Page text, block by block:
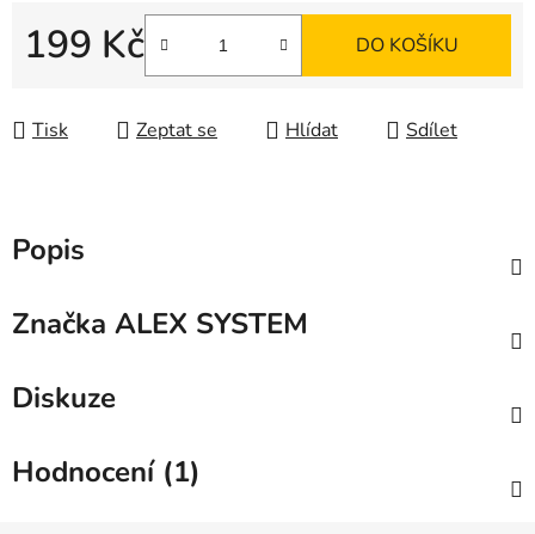
199 Kč DO KOŠÍKU
Tisk Zeptat se Hlídat Sdílet
Popis
Značka ALEX SYSTEM
Diskuze
Hodnocení (1)